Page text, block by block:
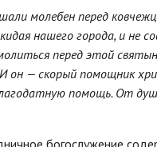
молебен перед
нашего города, и не
перед этой
— скорый помощник
помощь. От